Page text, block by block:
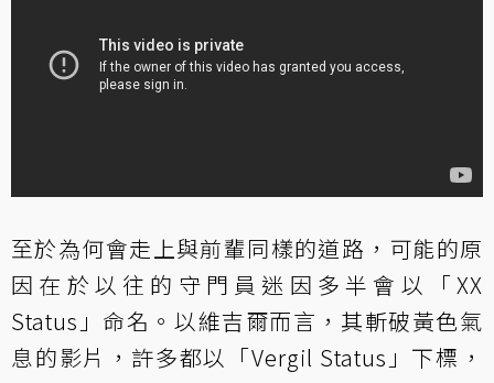
至於為何會走上與前輩同樣的道路，可能的原
因在於以往的守門員迷因多半會以「XX
Status」命名。以維吉爾而言，其斬破黃色氣
息的影片，許多都以「Vergil Status」下標，